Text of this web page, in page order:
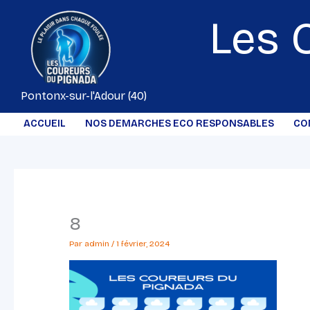
contenu
Pontonx-sur-l'Adour (40)
Les
ACCUEIL NOS DEMARCHES ECO RESPONSABLES
8
Par admin/1 février, 2024